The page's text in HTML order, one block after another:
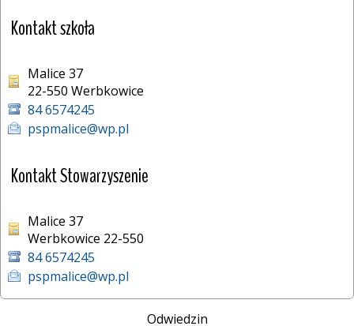
Kontakt szkoła
Malice 37
22-550 Werbkowice
84 6574245
pspmalice@wp.pl
Kontakt Stowarzyszenie
Malice 37
Werbkowice 22-550
84 6574245
pspmalice@wp.pl
Odwiedzin